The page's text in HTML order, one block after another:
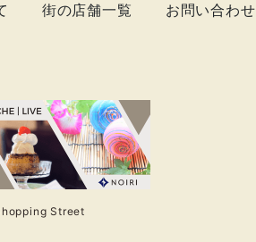
街の店舗一覧 お問い合わせ
Street